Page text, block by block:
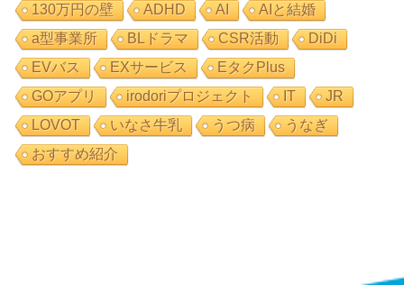
130万円の壁 ADHD AI
AIと結婚
a型事業所
BLドラマ CSR活動
DiDi
EVバス
EXサービス
EタクPlus
GOアプリ
irodoriプロジェクト IT
JR
LOVOT
いなさ牛乳 うつ病
うなぎ
おすすめ紹介